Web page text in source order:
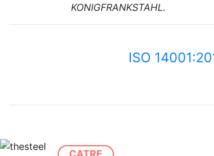
KONIGFRANKSTAHL.
ISO
CATRE